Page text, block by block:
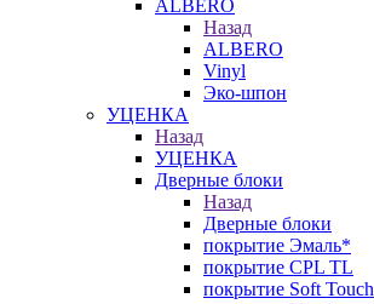
ALBERO
Назад
ALBERO
Vinyl
Эко-шпон
УЦЕНКА
Назад
УЦЕНКА
Дверные блоки
Назад
Дверные блоки
покрытие Эмаль*
покрытие CPL TL
покрытие Soft Touch